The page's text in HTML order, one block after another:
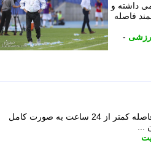
داشته و
فاصله
-
بلیت های اولین بازی فرانسه در خاک این کشور تحت هدایت زیدن الدین زیدان در فاصله کمتر از 24 ساعت به صورت کامل
...